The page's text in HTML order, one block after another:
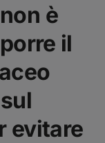
è
il
evitare